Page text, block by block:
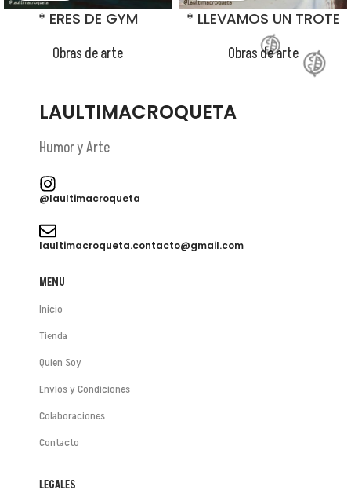
* ERES DE GYM
Obras de arte
* LLEVAMOS UN TROTE
Obras de arte
LAULTIMACROQUETA
Humor y Arte
@laultimacroqueta
laultimacroqueta.contacto@gmail.com
MENU
Inicio
Tienda
Quien Soy
Envíos y Condiciones
Colaboraciones
Contacto
LEGALES